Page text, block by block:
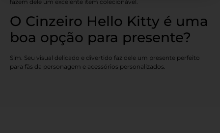
fazem dele um excelente item colecionável.
O Cinzeiro Hello Kitty é uma
boa opção para presente?
Sim. Seu visual delicado e divertido faz dele um presente perfeito
para fãs da personagem e acessórios personalizados.